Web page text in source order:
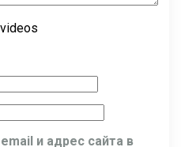
и адрес сайта в